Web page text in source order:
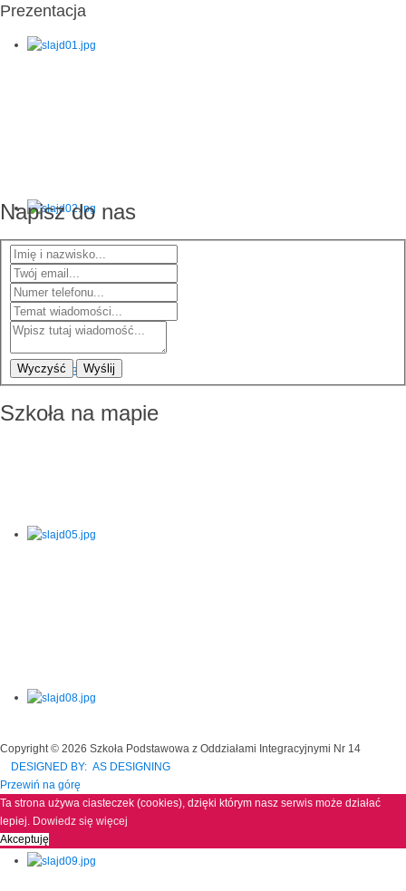
Prezentacja
Napisz do nas
Wyczyść Wyślij
Szkoła na mapie
Copyright © 2026 Szkoła Podstawowa z Oddziałami Integracyjnymi Nr 14
DESIGNED BY: AS DESIGNING
Przewiń na górę
Ta strona używa ciasteczek (cookies), dzięki którym nasz serwis może działać
lepiej. Dowiedz się więcej
Akceptuję